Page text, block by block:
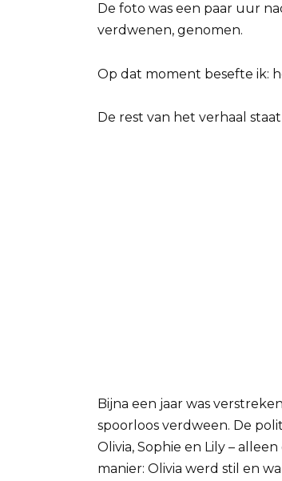
De foto was een paar uur
verdwenen, genomen.
Op dat moment besefte ik:
De rest van het verhaal
Bijna een jaar was
spoorloos verdween. De
Olivia, Sophie en Lily –
manier: Olivia werd stil en